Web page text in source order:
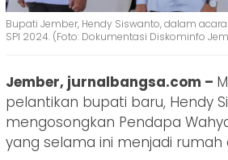
Bupati Jember, Hendy Siswanto, dalam
SPI 2024. (Foto: Dokumentasi Diskominfo
Jember, jurnalbangsa.com –
pelantikan bupati baru, Hendy
mengosongkan Pendapa
yang selama ini menjadi rumah